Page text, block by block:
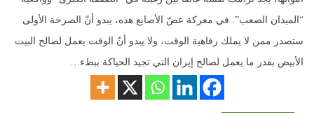
“الميدان الصعب”. في معركة عضّ الأصابع هذه، يبدو أنّ الصرخة الأولى
ستصدر ممن لا يملك رفاهية الوقت، ولا يبدو أنّ الوقت يعمل لصالح البيت
الأبيض بقدر ما يعمل لصالح إيران التي تجيد الحياكة ببطء…